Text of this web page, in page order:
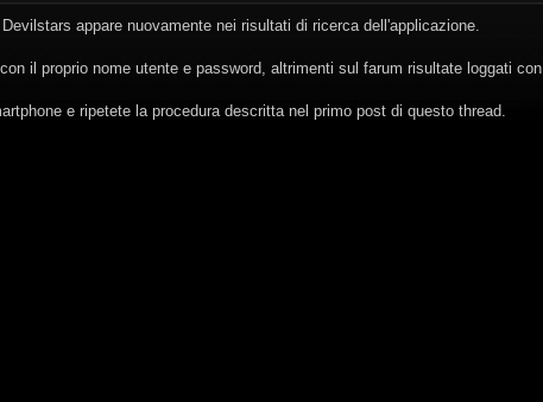
appare nuovamente nei risultati di ricerca dell'applicazione.
il proprio nome utente e password, altrimenti sul farum risultate loggati
e ripetete la procedura descritta nel primo post di questo thread.